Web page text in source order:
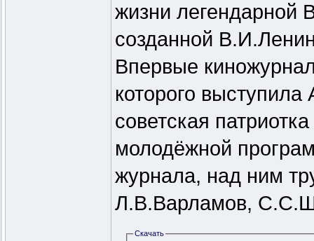
жизни легендарной
созданной
Впервые
которого
советская
молодёжной
журнала, над ним
Л.В.Варламов,
Скачать